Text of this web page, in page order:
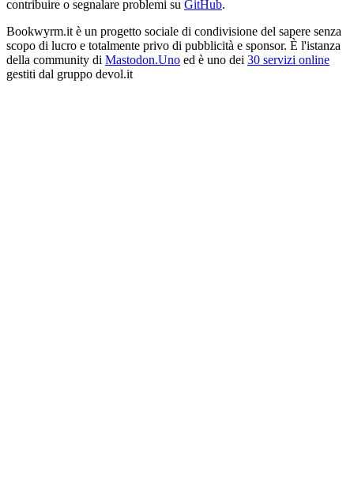
contribuire o segnalare problemi su GitHub.
Bookwyrm.it è un progetto sociale di condivisione del sapere senza
scopo di lucro e totalmente privo di pubblicità e sponsor. È l'istanza
della community di Mastodon.Uno ed è uno dei 30 servizi online
gestiti dal gruppo devol.it